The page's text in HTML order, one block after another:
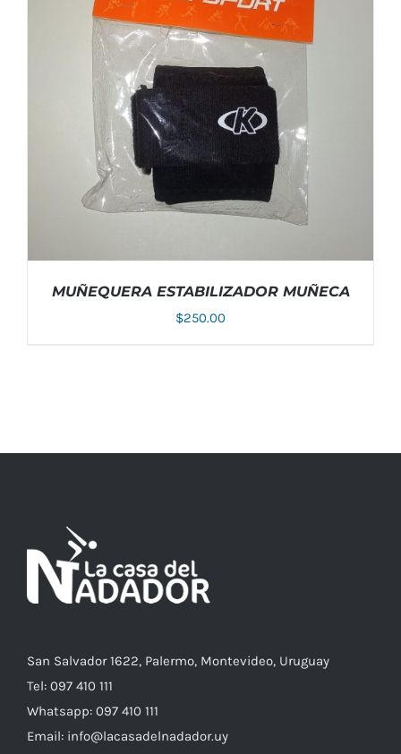
LAS
OPCIONES
PUEDEN
ELEGIR
LA
PÁGINA
PRODUCTO
MUÑEQUERA ESTABILIZADOR MUÑECA
$250.00
San Salvador 1622, Palermo, Montevideo, Uruguay
Tel: 097 410 111
Whatsapp: 097 410 111
Email: info@lacasadelnadador.uy